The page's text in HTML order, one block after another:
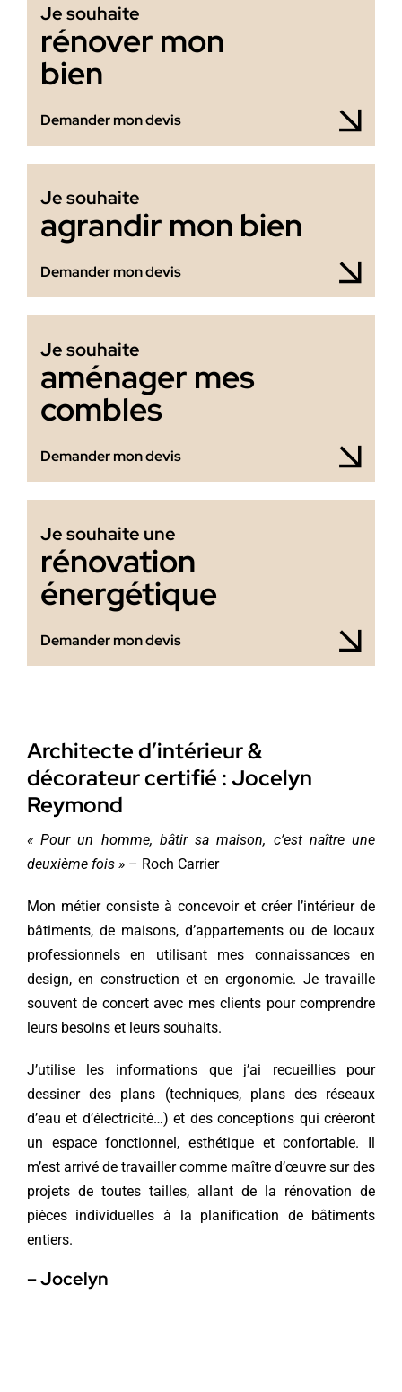
Je souhaite
rénover mon
bien
Demander mon devis
Je souhaite
agrandir mon bien
Demander mon devis
Je souhaite
aménager mes
combles
Demander mon devis
Je souhaite une
rénovation
énergétique
Demander mon devis
Architecte d’intérieur &
décorateur certifié : Jocelyn
Reymond
« Pour un homme, bâtir sa maison, c’est naître une
deuxième fois »– Roch Carrier
Mon métier consiste à concevoir et créer l’intérieur de
bâtiments, de maisons, d’appartements ou de locaux
professionnels en utilisant mes connaissances en
design, en construction et en ergonomie. Je travaille
souvent de concert avec mes clients pour comprendre
leurs besoins et leurs souhaits.
J’utilise les informations que j’ai recueillies pour
dessiner des plans (techniques, plans des réseaux
d’eau et d’électricité…) et des conceptions qui créeront
un espace fonctionnel, esthétique et confortable. Il
m’est arrivé de travailler comme maître d’œuvre sur des
projets de toutes tailles, allant de la rénovation de
pièces individuelles à la planification de bâtiments
entiers.
– Jocelyn